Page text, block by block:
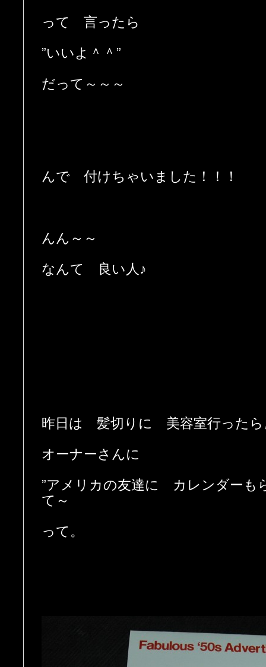
って 言ったら
”いいよ＾＾”
だって～～～
んで 付けちゃいました！！！
んん～～
なんて 良い人♪
昨日は 髪切りに 美容室行ったら
オーナーさんに
”アメリカの友達に カレンダーも
て～
って。